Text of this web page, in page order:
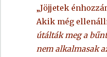
„Jöjjetek
Akik még
útálták meg a
nem alkalmasak